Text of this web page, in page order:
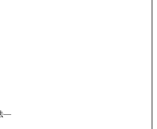
―